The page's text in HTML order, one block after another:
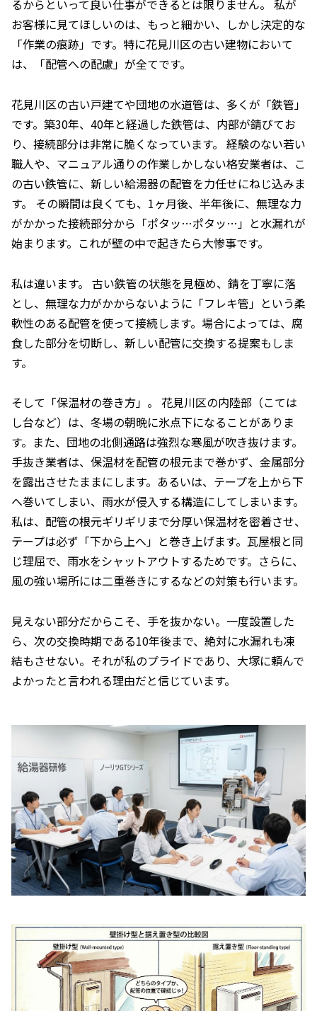
るからといって良い仕事ができるとは限りません。 私が
お客様に見てほしいのは、もっと細かい、しかし決定的な
「作業の痕跡」です。特に花見川区の古い建物において
は、「配管への配慮」が全てです。
花見川区の古い戸建てや団地の水道管は、多くが「鉄管」
です。築30年、40年と経過した鉄管は、内部が錆びてお
り、接続部分は非常に脆くなっています。 経験のない若い
職人や、マニュアル通りの作業しかしない格安業者は、こ
の古い鉄管に、新しい給湯器の配管を力任せにねじ込みま
す。 その瞬間は良くても、1ヶ月後、半年後に、無理な力
がかかった接続部分から「ポタッ…ポタッ…」と水漏れが
始まります。これが壁の中で起きたら大惨事です。
私は違います。 古い鉄管の状態を見極め、錆を丁寧に落
とし、無理な力がかからないように「フレキ管」という柔
軟性のある配管を使って接続します。場合によっては、腐
食した部分を切断し、新しい配管に交換する提案もしま
す。
そして「保温材の巻き方」。 花見川区の内陸部（こては
し台など）は、冬場の朝晩に氷点下になることがありま
す。また、団地の北側通路は強烈な寒風が吹き抜けます。
手抜き業者は、保温材を配管の根元まで巻かず、金属部分
を露出させたままにします。あるいは、テープを上から下
へ巻いてしまい、雨水が侵入する構造にしてしまいます。
私は、配管の根元ギリギリまで分厚い保温材を密着させ、
テープは必ず「下から上へ」と巻き上げます。瓦屋根と同
じ理屈で、雨水をシャットアウトするためです。さらに、
風の強い場所には二重巻きにするなどの対策も行います。
見えない部分だからこそ、手を抜かない。一度設置した
ら、次の交換時期である10年後まで、絶対に水漏れも凍
結もさせない。それが私のプライドであり、大塚に頼んで
よかったと言われる理由だと信じています。